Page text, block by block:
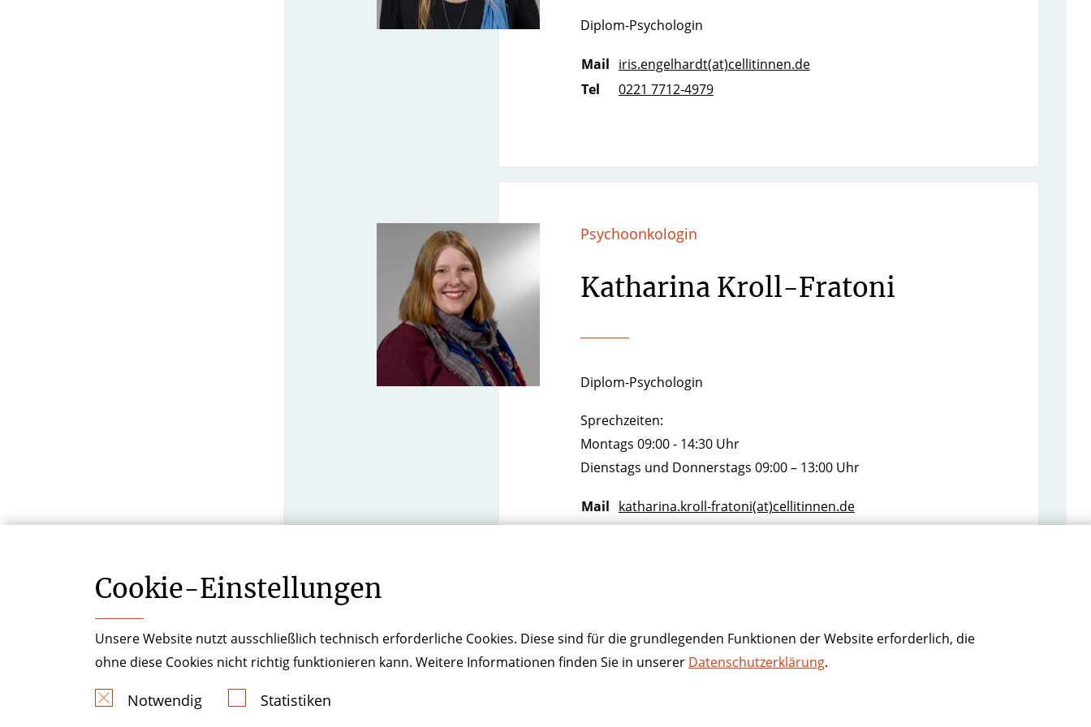
Diplom-Psychologin
Mail iris.engelhardt(at)cellitinnen.de
Tel
0221 7712-4979
Psychoonkologin
Katharina Kroll-Fratoni
Diplom-Psychologin
Sprechzeiten:
Montags 09:00 - 14:30 Uhr
Dienstags und Donnerstags 09:00 – 13:00 Uhr
Mail katharina.kroll-fratoni(at)cellitinnen.de
Cookie-­Einstellungen
Unsere Website nutzt ausschließlich technisch erforderliche Cookies. Diese sind für die grundlegenden Funktionen der Website erforderlich, die
ohne diese Cookies nicht richtig funktionieren kann. Weitere Informationen finden Sie in unserer Datenschutzerklärung.
Notwendig Statistiken